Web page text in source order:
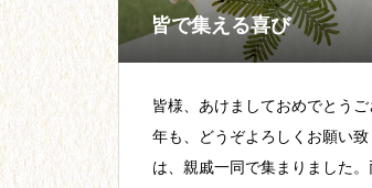
皆で集える喜び
皆様、あけましておめでとう
年も、どうぞよろしくお願い致
は、親戚一同で集まりました。